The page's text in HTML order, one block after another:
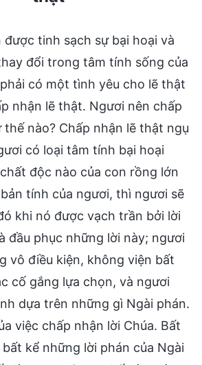
được tinh sạch sự bại hoại và
đổi trong tâm tính sống của
có một tình yêu cho lẽ thật
nhận lẽ thật. Ngươi nên chấp
nào? Chấp nhận lẽ thật ngụ
có loại tâm tính bại hoại
độc nào của con rồng lớn
tính của ngươi, thì ngươi sẽ
khi nó được vạch trần bởi lời
đầu phục những lời này; ngươi
vô điều kiện, không viện bất
cố gắng lựa chọn, và ngươi
dựa trên những gì Ngài phán.
việc chấp nhận lời Chúa. Bất
kể những lời phán của Ngài